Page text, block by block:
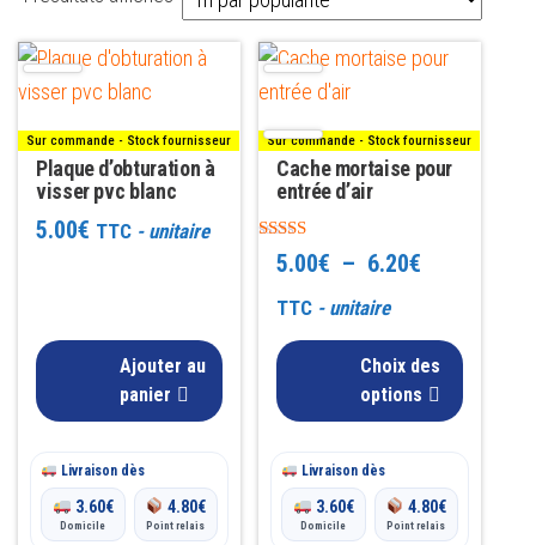
par
popularité
Sur commande - Stock fournisseur
Plaque d’obturation à
visser pvc blanc
5.00€ TTC - unitaire
Ajouter au
panier
Livraison dès
3.60€
Domicile
4.80€
Point relais
Sur commande - Stock fournisseur
Cache mortaise pour
entrée d’air
Note
5.00
5.00€ – 6.20€Plage
prix :
5.00€
TTC- unitaire
Choix des
options
Ce
produit
a
plusieurs
variations.
Les
options
choisies
produit
Livraison dès
3.60€
Domicile
4.80€
Point relais